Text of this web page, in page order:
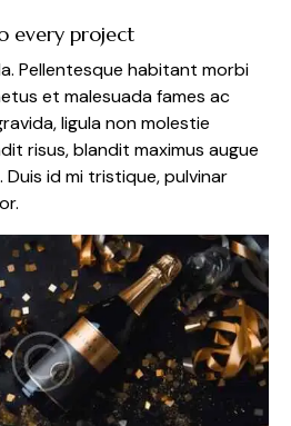
every project
Pellentesque habitant morbi
et malesuada fames ac
ligula non molestie
risus, blandit maximus augue
id mi tristique, pulvinar